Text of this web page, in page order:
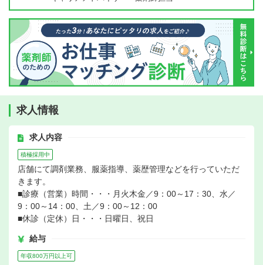
求人情報
求人内容
積極採用中
店舗にて調剤業務、服薬指導、薬歴管理などを行っていただ
きます。
■診療（営業）時間・・・月火木金／9：00～17：30、水／
9：00～14：00、土／9：00～12：00
■休診（定休）日・・・日曜日、祝日
給与
年収800万円以上可